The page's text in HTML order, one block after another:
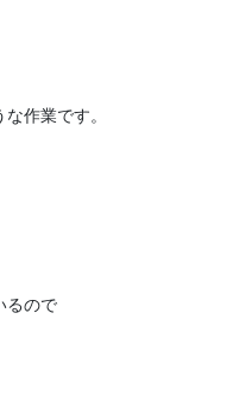
作業です。
るので